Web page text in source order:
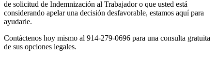
de solicitud de Indemnización al Trabajador o que usted está
considerando apelar una decisión desfavorable, estamos aquí para
ayudarle.
Contáctenos hoy mismo al 914-279-0696 para una consulta gratuita
de sus opciones legales.